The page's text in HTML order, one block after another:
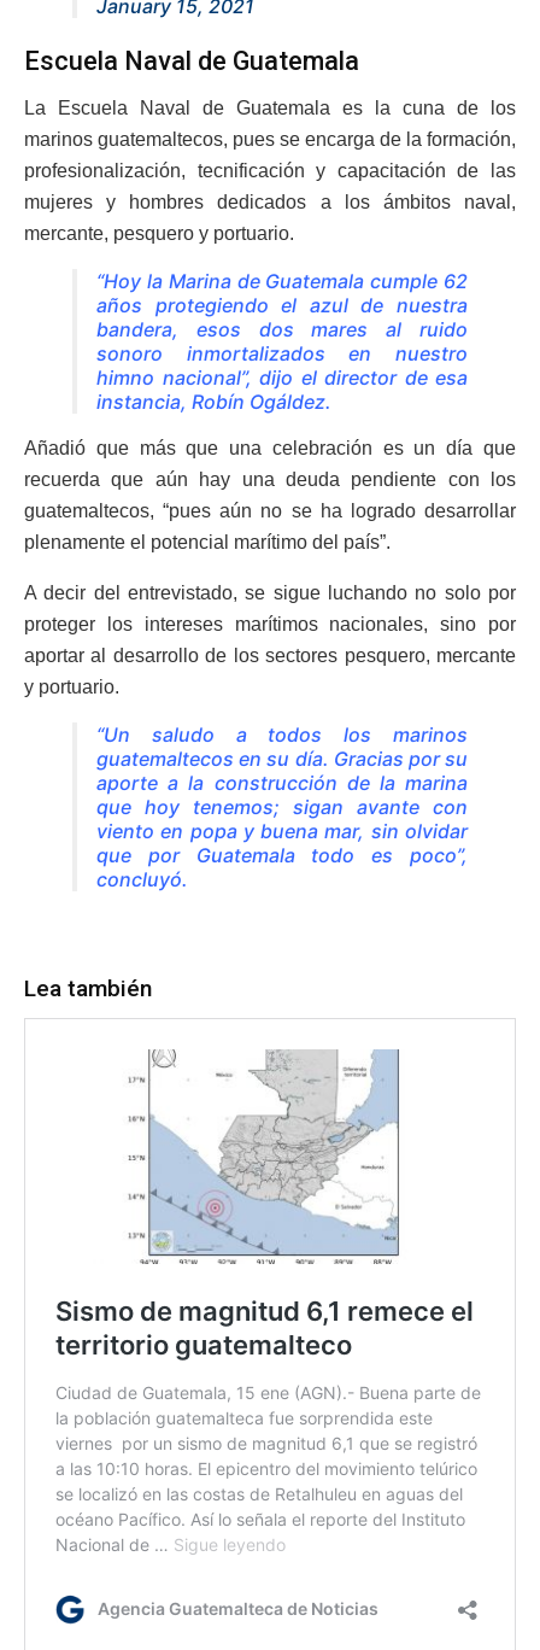
January 15, 2021
Escuela Naval de Guatemala
La Escuela Naval de Guatemala es la cuna de los
marinos guatemaltecos, pues se encarga de la formación,
profesionalización, tecnificación y capacitación de las
mujeres y hombres dedicados a los ámbitos naval,
mercante, pesquero y portuario.
“Hoy la Marina de Guatemala cumple 62
años protegiendo el azul de nuestra
bandera, esos dos mares al ruido
sonoro inmortalizados en nuestro
himno nacional”, dijo el director de esa
instancia, Robín Ogáldez.
Añadió que más que una celebración es un día que
recuerda que aún hay una deuda pendiente con los
guatemaltecos, “pues aún no se ha logrado desarrollar
plenamente el potencial marítimo del país”.
A decir del entrevistado, se sigue luchando no solo por
proteger los intereses marítimos nacionales, sino por
aportar al desarrollo de los sectores pesquero, mercante
y portuario.
“Un saludo a todos los marinos
guatemaltecos en su día. Gracias por su
aporte a la construcción de la marina
que hoy tenemos; sigan avante con
viento en popa y buena mar, sin olvidar
que por Guatemala todo es poco”,
concluyó.
Lea también